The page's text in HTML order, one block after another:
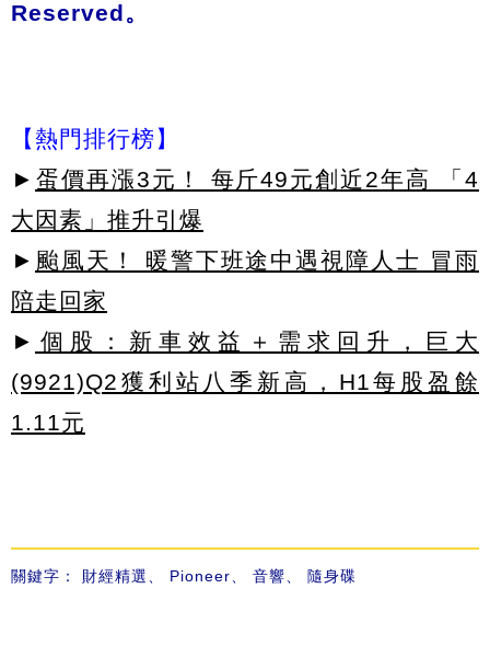
Reserved。
【熱門排行榜】
► 蛋價再漲3元！ 每斤49元創近2年高 「4
大因素」推升引爆
► 颱風天！ 暖警下班途中遇視障人士 冒雨
陪走回家
► 個股：新車效益＋需求回升，巨大
(9921)Q2獲利站八季新高，H1每股盈餘
1.11元
關鍵字： 財經精選 Pioneer 音響 隨身碟